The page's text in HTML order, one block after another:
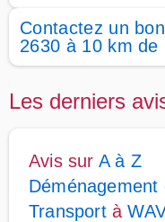
Contactez un
2630 à 10 km de
Les derniers
Avis sur A à Z
Déménagement
Transportà